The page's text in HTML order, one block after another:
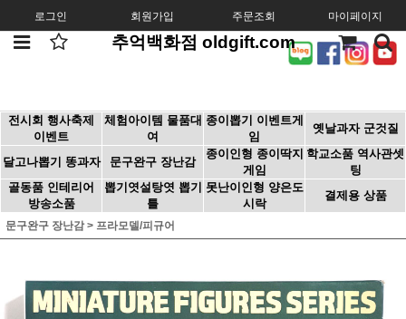
로그인 회원가입 주문조회 마이페이지
추억백화점 oldgift.com
전시회 행사축제
이벤트
체험아이템 물품대
여
종이뽑기 이벤트게
임
옛날과자 군것질
달고나뽑기 똥과자 문구완구 장난감
종이인형 종이딱지
게임
학교소품 역사관셋
팅
골동품 인테리어
방송소품
뽑기엿설탕엿 뽑기
틀
못난이인형 양은도
시락
결제용 상품
문구완구 장난감> 프라모델/피규어